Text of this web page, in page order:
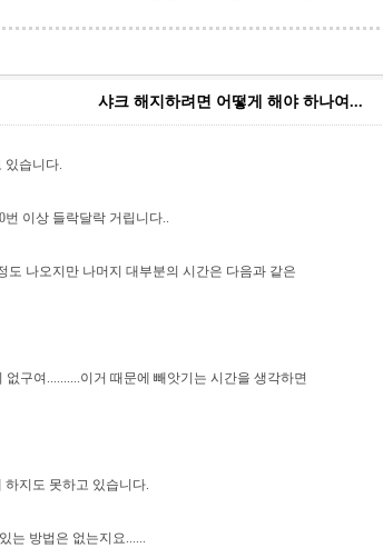
샤크 해지하려면 어떻게 해야 하나여...
있습니다.
이상 들락달락 거립니다..
도 나오지만 나머지 대부분의 시간은 다음과 같은
없구여..........이거 때문에 빼앗기는 시간을 생각하면
지도 못하고 있습니다.
는 방법은 없는지요......